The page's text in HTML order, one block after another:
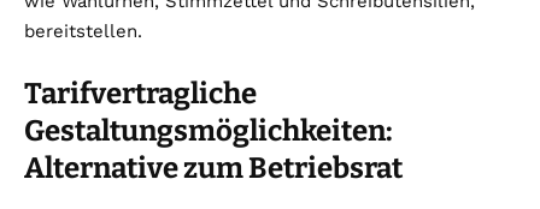
bereitstellen.
Tarifvertragliche
Gestaltungsmöglichkeiten:
Alternative zum Betriebsrat